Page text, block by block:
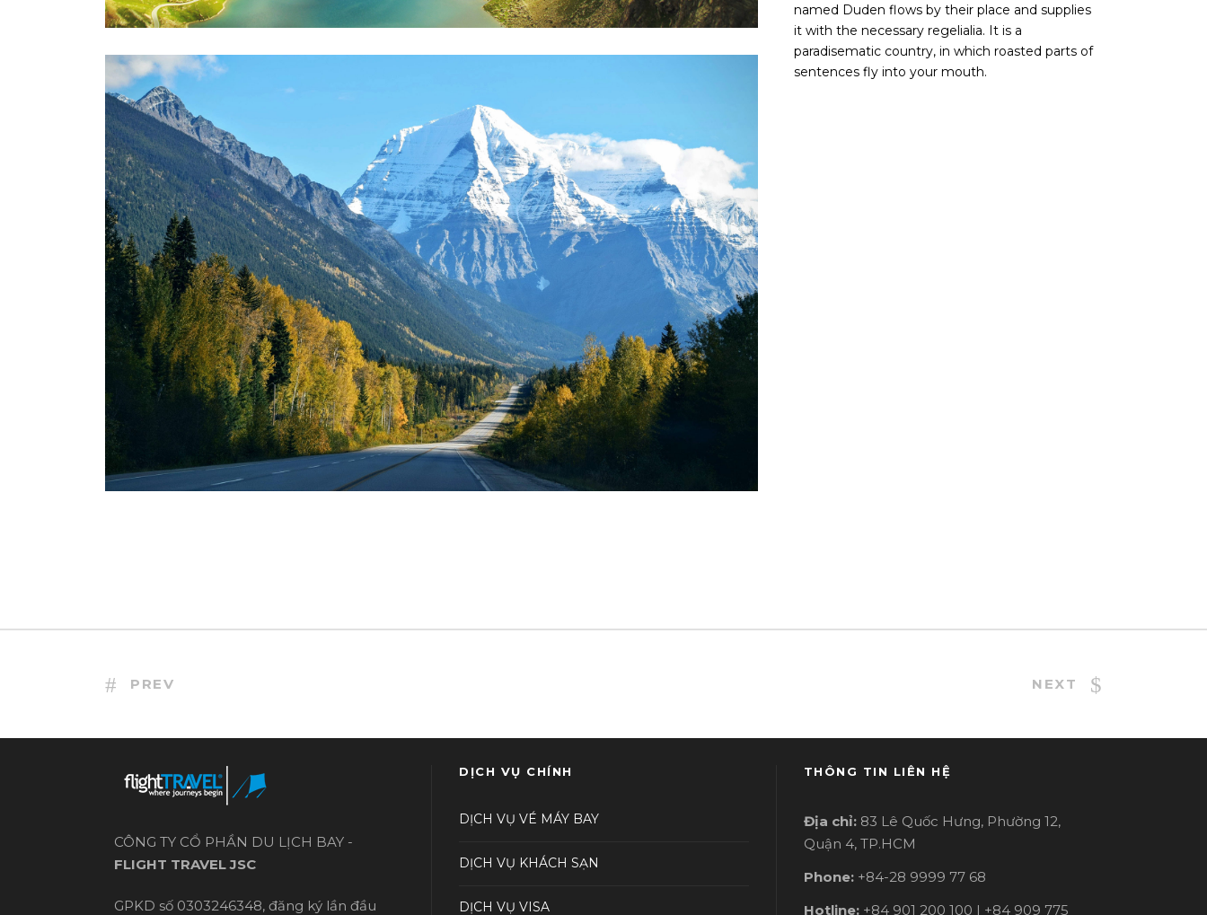
named Duden flows by their place and supplies
it with the necessary regelialia. It is a
paradisematic country, in which roasted parts of
sentences fly into your mouth.
PREV NEXT
CÔNG TY CỔ PHẦN DU LỊCH BAY -
FLIGHT TRAVEL JSC
GPKD số 0303246348, đăng ký lần đầu
DỊCH VỤ CHÍNH
DỊCH VỤ VÉ MÁY BAY
DỊCH VỤ KHÁCH SẠN
DỊCH VỤ VISA
THÔNG TIN LIÊN HỆ
Địa chỉ:83 Lê Quốc Hưng, Phường 12,
Quận 4, TP.HCM
Phone:+84-28 9999 77 68
Hotline:+84 901 200 100 | +84 909 775